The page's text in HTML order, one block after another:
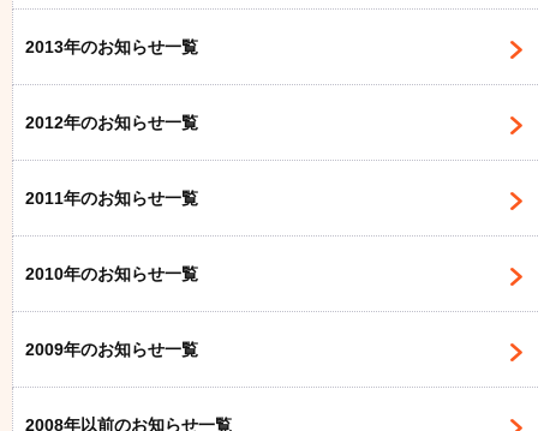
2013年のお知らせ一覧
2012年のお知らせ一覧
2011年のお知らせ一覧
2010年のお知らせ一覧
2009年のお知らせ一覧
2008年以前のお知らせ一覧